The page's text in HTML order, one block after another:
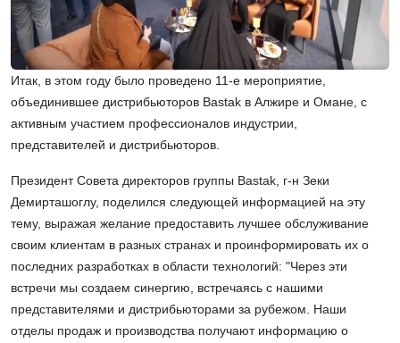
Итак, в этом году было проведено 11-е мероприятие,
объединившее дистрибьюторов Bastak в Алжире и Омане, с
активным участием профессионалов индустрии,
представителей и дистрибьюторов.
Президент Совета директоров группы Bastak, г-н Зеки
Демирташоглу, поделился следующей информацией на эту
тему, выражая желание предоставить лучшее обслуживание
своим клиентам в разных странах и проинформировать их о
последних разработках в области технологий: "Через эти
встречи мы создаем синергию, встречаясь с нашими
представителями и дистрибьюторами за рубежом. Наши
отделы продаж и производства получают информацию о